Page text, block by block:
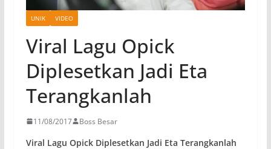
UNIK VIDEO
Viral Lagu Opick
Diplesetkan Jadi Eta
Terangkanlah
11/08/2017 Boss Besar
Viral Lagu Opick Diplesetkan Jadi Eta Terangkanlah